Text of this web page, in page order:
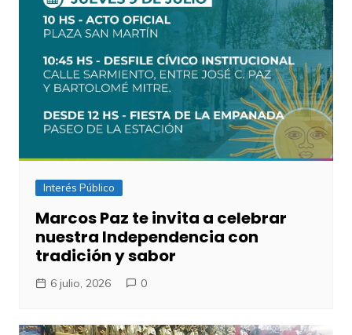
Interés Público
Marcos Paz te invita a celebrar
nuestra Independencia con
tradición y sabor
6 julio, 2026 0